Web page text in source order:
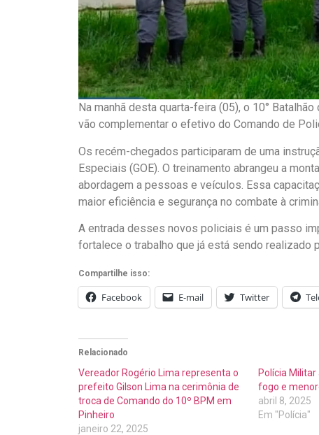
Na manhã desta quarta-feira (05), o 10°
vão complementar o efetivo do Comando de
Os recém-chegados participaram de uma
Especiais (GOE). O treinamento abrangeu a
abordagem a pessoas e veículos. Essa
maior eficiência e segurança no combate à
A entrada desses novos policiais é um passo
fortalece o trabalho que já está sendo realizado
Compartilhe isso:
Facebook E-mail Twitter
Relacionado
Vereador Rogério Lima representa o
prefeito Gilson Lima na cerimônia de
troca de Comando do 10º BPM em
Pinheiro
janeiro 22, 2025
Polícia
fogo e
abril 8, 2025
Em "Polícia"